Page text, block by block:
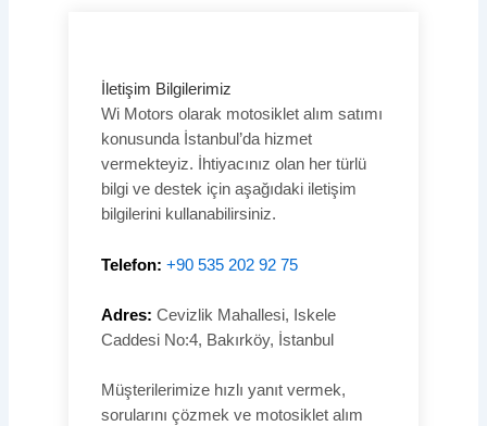
İletişim Bilgilerimiz
Wi Motors olarak motosiklet alım satımı
konusunda İstanbul’da hizmet
vermekteyiz. İhtiyacınız olan her türlü
bilgi ve destek için aşağıdaki iletişim
bilgilerini kullanabilirsiniz.
Telefon: +90 535 202 92 75
Adres: Cevizlik Mahallesi, Iskele
Caddesi No:4, Bakırköy, İstanbul
Müşterilerimize hızlı yanıt vermek,
sorularını çözmek ve motosiklet alım